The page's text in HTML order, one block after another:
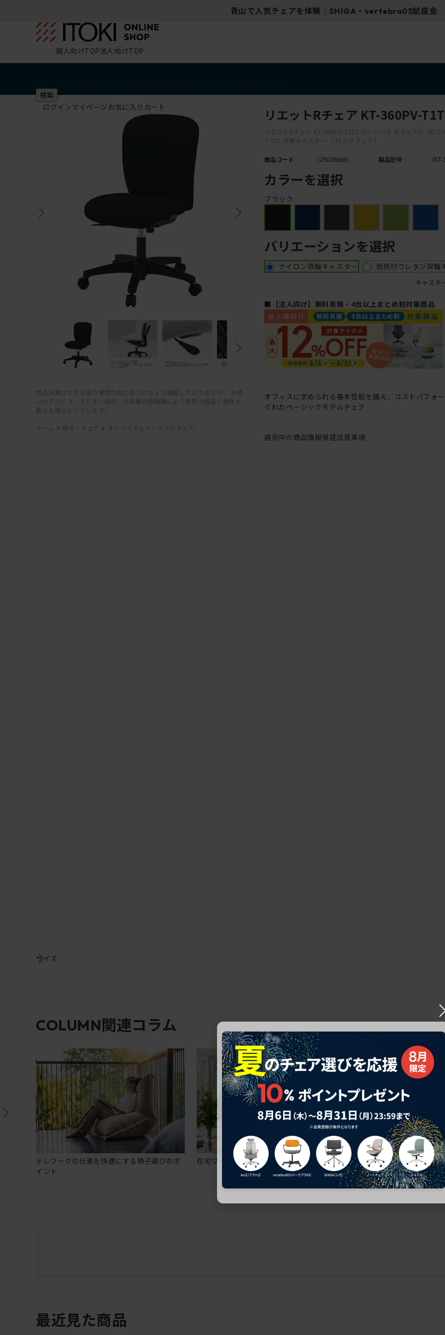
青山で人気チェアを体験｜SHIGA・vertebra03試座会
個人向けTOP法人向けTOP
検索
ログインマイページ お気に入り カート
商品写真はできる限り実物の色に近づけるよう徹底しておりますが、 お使
いのデバイス・モニター設定、お部屋の照明等により実際の商品と色味が
異なる場合がございます。
ホーム > 椅子・チェア > オフィスチェア・デスクチェア
リエットRチェア KT-360PV-
リエットRチェア KT-360PV-T1T1 ローバック 肘なし PV（抗ウ
イロン双輪キャスター ［T1×ブラック］
商品コード （25038655） 製品記号 （
カラーを選択
ブラック
バリエーションを選択
ナイロン双輪キャスター 抵抗付ウレタン双輪
キャスタ
■【法人向け】無料見積・4台以上まとめ割対象商品
オフィスに求められる基本性能を備え、コストパフォ
ぐれたベーシックモデルチェア
選択中の商品情報保証注意事項
サイズ
COLUMN関連コラム
テレワークの仕事を快適にする椅子選びのポ
イント
在宅ワークにおすすめのオフィスチェア5選
椅子に座っているのに疲
疲れにくいチェアの選び方
最近見た商品